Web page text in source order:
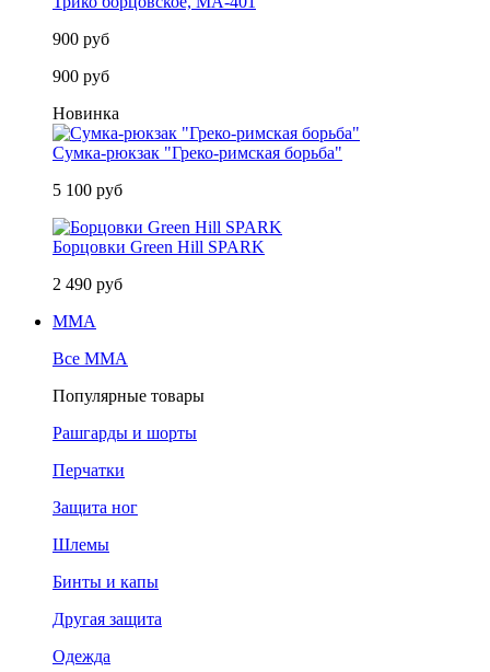
900 руб
900 руб
Новинка
Сумка-рюкзак "Греко-римская борьба"
5 100 руб
Борцовки Green Hill SPARK
2 490 руб
MMA
Все MMA
Популярные товары
Рашгарды и шорты
Перчатки
Защита ног
Шлемы
Бинты и капы
Другая защита
Одежда